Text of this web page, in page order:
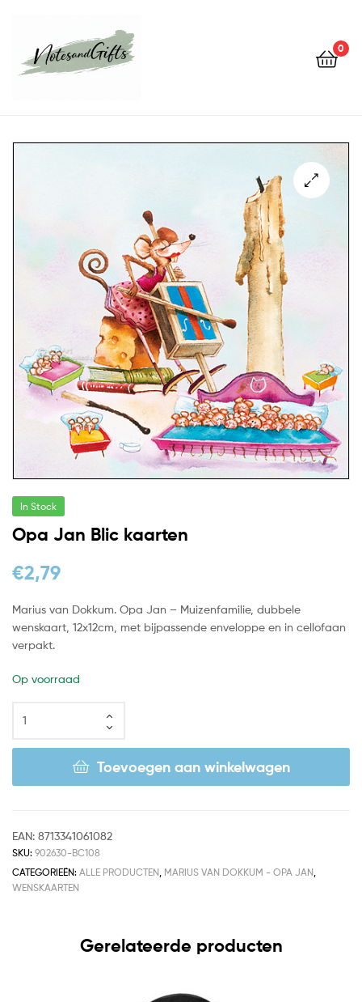
0
In Stock
Opa Jan Blic kaarten
€2,79
Marius van Dokkum. Opa Jan – Muizenfamilie, dubbele
wenskaart, 12x12cm, met bijpassende enveloppe en in cellofaan
verpakt.
Op voorraad
Toevoegen aan winkelwagen
EAN: 8713341061082
SKU: 902630-BC108
CATEGORIEËN: ALLE PRODUCTEN MARIUS VAN DOKKUM - OPA JAN
WENSKAARTEN
Gerelateerde producten